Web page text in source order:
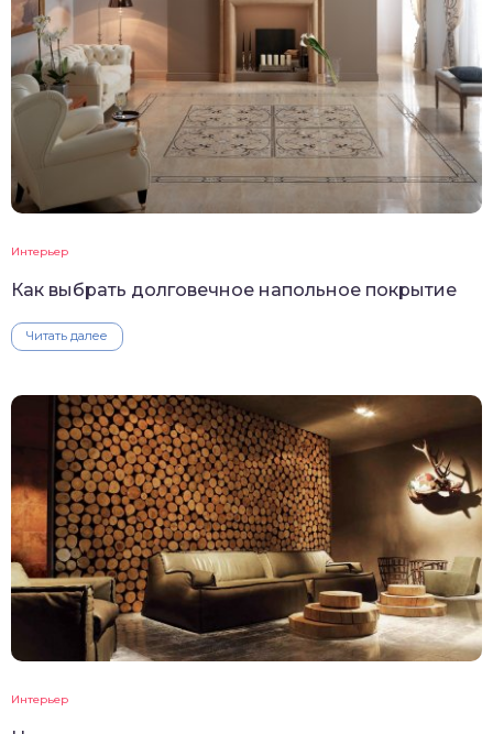
Интерьер
Как выбрать долговечное напольное покрытие
Читать далее
Интерьер